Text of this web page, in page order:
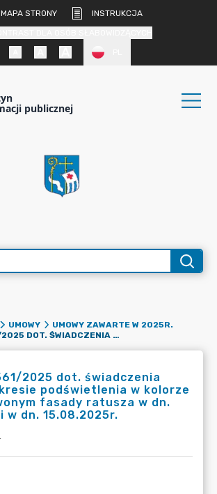
MAPA STRONY
INSTRUKCJA
publicznej
UMOWY
UMOWY ZAWARTE W 2025R.
UMOWA NR 561/2025 DOT. ŚWIADCZENIA USŁUGI W ZAKRESIE PODŚWIETLENIA W KOLORZE BIAŁO-CZERWONYM FASADY RATUSZA W DN. 1.08.2025R. I W DN. 15.08.2025R.
2025 dot. świadczenia
podświetlenia w kolorze
fasady ratusza w dn.
w dn. 15.08.2025r.